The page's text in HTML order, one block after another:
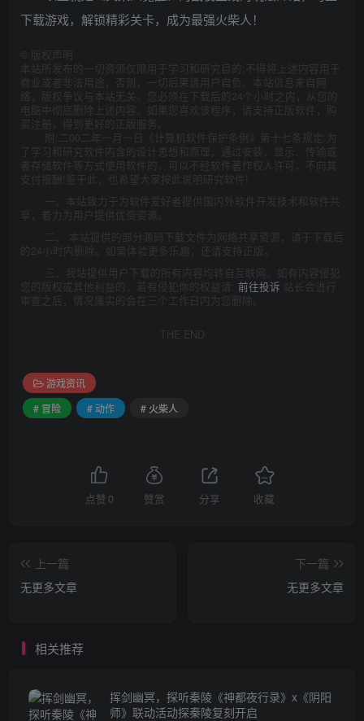
下载游戏，解锁精彩关卡，成为最强火柴人！
版权声明
本站所发布的一切资源仅限用于学习和研究目的;不得将上述内容用于
商业或者非法用途，否则，一切后果请用户自负。本站信息来自网
络，版权争议与本站无关。您必须在下载后的24个小时之内，从您的
电脑中彻底删除上述内容。如果您喜欢该程序，请支持正版软件，购
买注册，得到更好的正版服务。
附:二00二年一月一日《计算机软件保护条例》第十七条规定:为
了学习和研究软件内含的设计思想和原理，通过安装、显示、传输或
者存储软件等方式使用软件的，可以不经软件著作权人许可，不向其
支付报酬!鉴于此，也希望大家按此说明研究软件!
一、本站致力于为软件爱好者提供国内外软件开发技术和软件共
享，着力为用户提供优资资源。
二、 本站提供的部分源码下载文件为网络共享资源，请于下载后
的24小时内删除。如需体验更多乐趣，还请支持正版。
三、我站提供用户下载的所有内容均转自互联网。如有内容侵犯
您的版权或其他利益的，若有侵犯你的权益请: 前往投诉 站长会进行
审查之后，情况属实的会在三个工作日内为您删除。
THE END
游戏资讯
# 冒险
# 动作 # 火柴人
点赞 0 赞赏 分享 收藏
上一篇
无更多文章
下一篇
无更多文章
相关推荐
挥剑幽冥，探听秦陵《神都夜行录》x《阴阳
师》联动活动探秦陵复刻开启